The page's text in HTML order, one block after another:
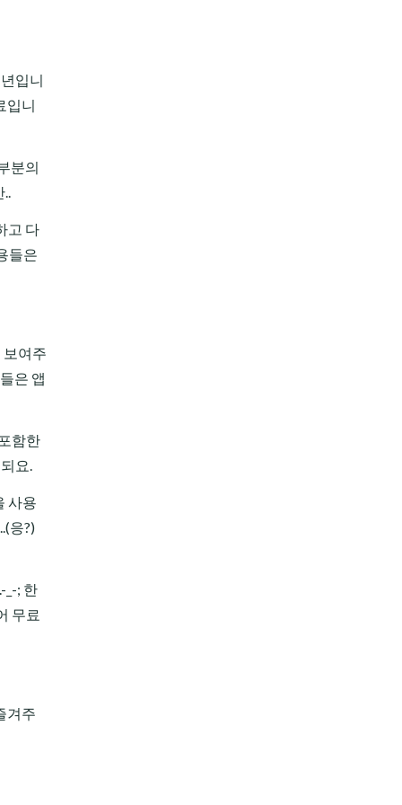
입니
입니
분의
..
고 다
들은
보여주
은 앱
함한
요.
사용
응?)
_-; 한
무료
겨주